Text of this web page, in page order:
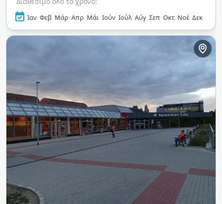
θεραπείες, ενώ τα παιδιά μπορούν να
απολαύσουν ατελείωτες ώρες διασκέδασης σε
διαδραστικές ζώνες παιχνιδιού. Είτε θέλετε να
χαλαρώσετε, να εξερευνήσετε ή να βουτήξετε
σε υδάτινη διασκέδαση, αυτός ο προορισμός
προσφέρει μια δυναμική εμπειρία που κρατά
τους επισκέπτες να επιστρέφουν ξανά και ξανά.
Ιαν Φεβ Μάρ Απρ Μάι Ιούν Ιούλ Αύγ Σεπ Οκτ Νοέ Δεκ